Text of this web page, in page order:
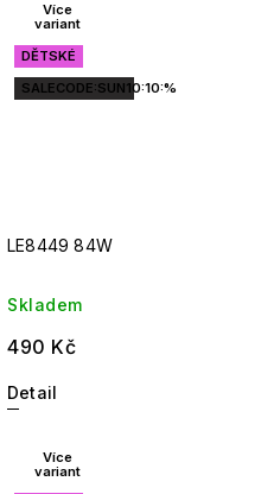
Více
variant
DĚTSKÉ
SALECODE:SUN10:10:%
LE8449 84W
Skladem
490 Kč
Detail
Více
variant